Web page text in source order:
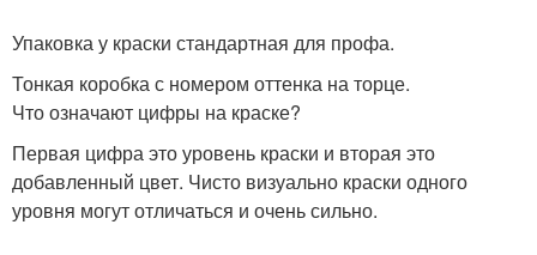
Упаковка у краски стандартная для профа.
Тонкая коробка с номером оттенка на торце.
Что означают цифры на краске?
Первая цифра это уровень краски и вторая это
добавленный цвет. Чисто визуально краски одного
уровня могут отличаться и очень сильно.